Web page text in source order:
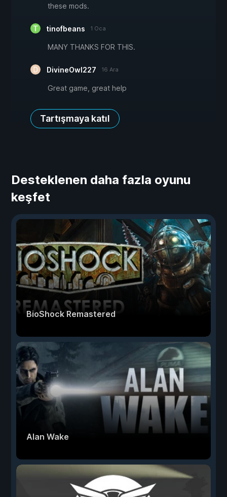
these mods.
tinofbeans 1 Oca
MANY THANKS FOR THIS.
DivineOwl227 16 Ara
Great game, great help
Tartışmaya katıl
Desteklenen daha fazla oyunu
keşfet
BioShock Remastered
Alan Wake